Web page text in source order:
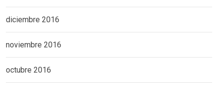
diciembre 2016
noviembre 2016
octubre 2016